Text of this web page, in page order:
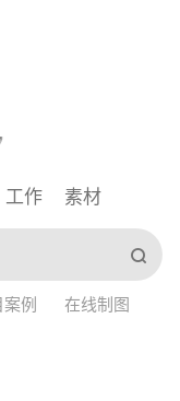
工作 素材
例 在线制图